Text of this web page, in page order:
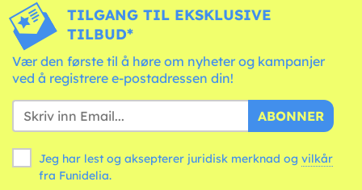
TILGANG TIL EKSKLUSIVE
TILBUD*
Vær den første til å høre om nyheter og kampanjer
ved å registrere e-postadressen din!
ABONNER
Jeg har lest og aksepterer juridisk merknad og vilkår
fra Funidelia.